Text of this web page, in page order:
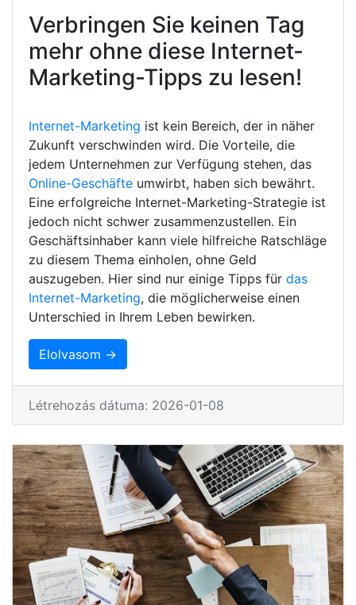
Verbringen Sie keinen Tag
mehr ohne diese Internet-
Marketing-Tipps zu lesen!
Internet-Marketing ist kein Bereich, der in näher
Zukunft verschwinden wird. Die Vorteile, die
jedem Unternehmen zur Verfügung stehen, das
Online-Geschäfte umwirbt, haben sich bewährt.
Eine erfolgreiche Internet-Marketing-Strategie ist
jedoch nicht schwer zusammenzustellen. Ein
Geschäftsinhaber kann viele hilfreiche Ratschläge
zu diesem Thema einholen, ohne Geld
auszugeben. Hier sind nur einige Tipps für das
Internet-Marketing, die möglicherweise einen
Unterschied in Ihrem Leben bewirken.
Elolvasom →
Létrehozás dátuma: 2026-01-08